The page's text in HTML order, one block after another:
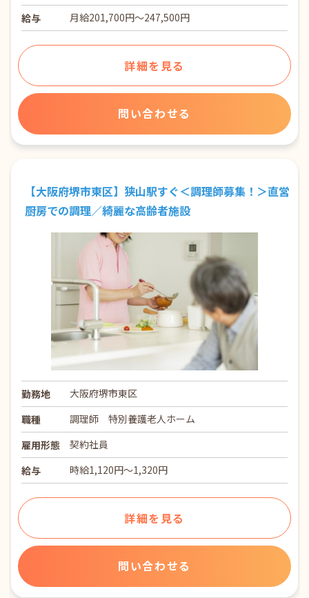
給与
月給201,700円〜247,500円
詳細を見る
問い合わせる
【大阪府堺市東区】狭山駅すぐ＜調理師募集！＞直営
厨房での調理／綺麗な高齢者施設
勤務地
大阪府堺市東区
職種
調理師 特別養護老人ホーム
雇用形態
契約社員
給与
時給1,120円～1,320円
詳細を見る
問い合わせる